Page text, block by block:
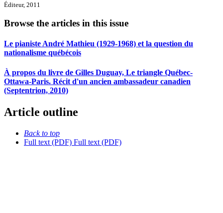
Éditeur, 2011
Browse the articles in this issue
Le pianiste André Mathieu (1929-1968) et la question du
nationalisme québécois
À propos du livre de Gilles Duguay, Le triangle Québec-
Ottawa-Paris. Récit d'un ancien ambassadeur canadien
(Septentrion, 2010)
Article outline
Back to top
Full text (PDF) Full text (PDF)